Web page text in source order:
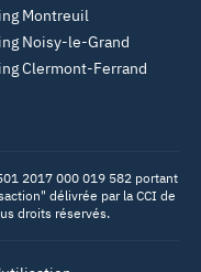
Montreuil
Noisy-le-Grand
Clermont-Ferrand
2017 000 019 582 portant
délivrée par la CCI de
droits réservés.